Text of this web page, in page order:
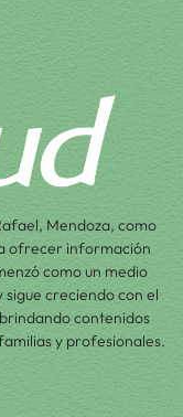
Mendoza, como
ofrecer información
como un medio
creciendo con el
contenidos
y profesionales.